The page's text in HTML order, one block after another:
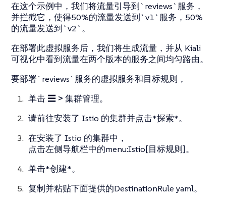
在这个示例中，我们将流量引导到`reviews`服务，
并拦截它，使得50%的流量发送到`v1`服务，50%
的流量发送到`v2`。
在部署此虚拟服务后，我们将生成流量，并从 Kiali
可视化中看到流量在两个版本的服务之间均匀路由。
要部署`reviews`服务的虚拟服务和目标规则，
单击 ☰ > 集群管理。
请前往安装了 Istio 的集群并点击*探索*。
在安装了 Istio 的集群中，
点击左侧导航栏中的menu:Istio[目标规则]。
单击*创建*。
复制并粘贴下面提供的DestinationRule yaml。